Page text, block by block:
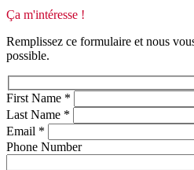
Ça m'intéresse !
Remplissez ce formulaire et nous
possible.
First Name *
Last Name *
Email *
Phone Number